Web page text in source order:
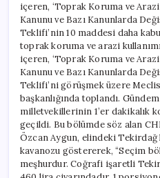
içeren, ‘Toprak Koruma ve
Kanunu ve Bazı Kanunlarda
Teklifi’nin 10 maddesi daha
toprak koruma ve arazi
içeren, ‘Toprak Koruma ve
Kanunu ve Bazı Kanunlarda
Teklifi’ni görüşmek üzere
başkanlığında toplandı.
milletvekillerinin 1’er dakikalık
geçildi. Bu bölümde söz alan
Özcan Aygun, elindeki
kavanozu göstererek, “Seçim
meşhurdur. Coğrafi işaretli